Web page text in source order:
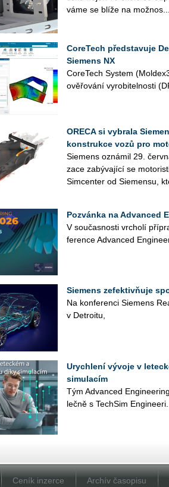
vá­me se blíže na mož­nos­...
CoreTech představuje
Siemens NX
Co­re­Tech Sys­tem
ově­řo­vá­ní vy­ro­bi­tel­nos­ti
ORECA si vybrala
konstrukce vozů pro
Sie­mens ozná­mil 29.
za­ce za­bý­va­jí­cí se
Sim­cen­ter od Sie­men­su,
Pozvánka na Advanced
V sou­čas­nos­ti vr­cho­lí
fe­ren­ce Advan­ced
Siemens zefektivňuje
Na kon­fe­ren­ci Sie­mens
v De­t­ro­i­tu,
Urychlení vývoje v
simulacím
Tým Advan­ced
leč­ně s Tech­Si­m Engineeri...
Ceník inzerce Archív časopisu